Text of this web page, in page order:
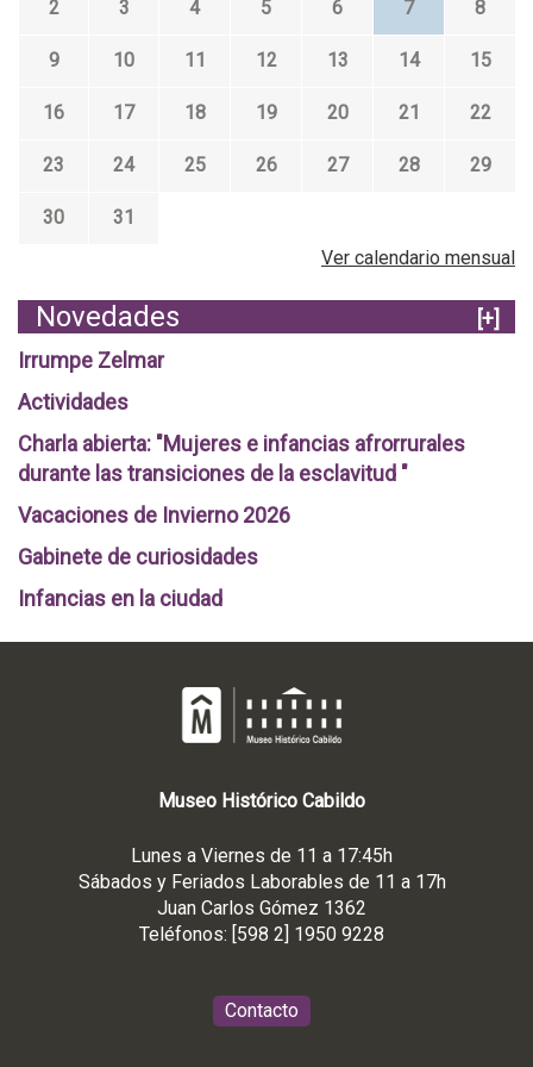
2 3 4 5 6 7 8
9 10 11 12 13 14 15
16 17 18 19 20 21 22
23 24 25 26 27 28 29
30
31
Ver calendario mensual
Novedades
[+]
Irrumpe Zelmar
Actividades
Charla abierta: "Mujeres e infancias afrorrurales
durante las transiciones de la esclavitud "
Vacaciones de Invierno 2026
Gabinete de curiosidades
Infancias en la ciudad
Museo Histórico Cabildo
Lunes a Viernes de 11 a 17:45h
Sábados y Feriados Laborables de 11 a 17h
Juan Carlos Gómez 1362
Teléfonos: [598 2] 1950 9228
Contacto